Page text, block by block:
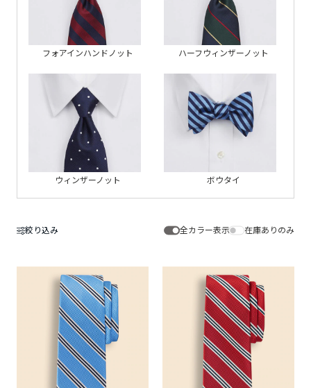
フォアインハンドノット ハーフウィンザーノット
ウィンザーノット ボウタイ
絞り込み 全カラー表示 在庫ありのみ